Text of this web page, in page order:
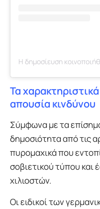
Τα
απουσία κινδύνου
Σύμφωνα με τα
δημοσιότητα από τις
πυρομαχικά που
σοβιετικού τύπου και
χιλιοστών.
Οι ειδικοί των